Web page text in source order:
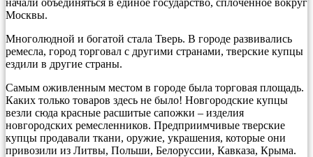
Москвы.
Многолюдной и богатой стала Тверь. В городе развивались
ремесла, город торговал с другими странами, тверские купцы
ездили в другие страны.
Самым оживленным местом в городе была торговая площадь.
Каких только товаров здесь не было! Новгородские купцы
везли сюда красные расшитые сапожки – изделия
новгородских ремесленников. Предприимчивые тверские
купцы продавали ткани, оружие, украшения, которые они
привозили из Литвы, Польши, Белоруссии, Кавказа, Крыма.